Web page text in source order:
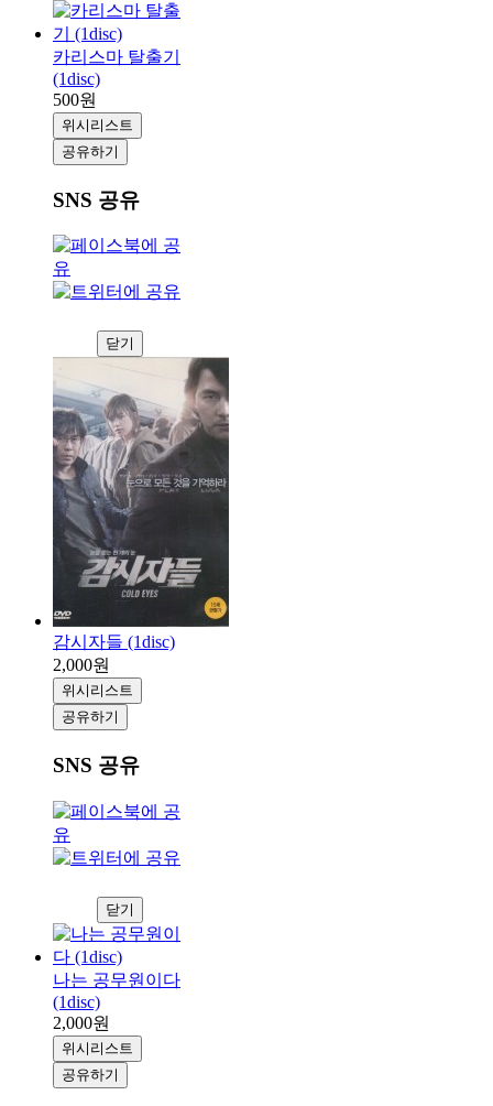
카리스마 탈출기
(1disc)
500원
위시리스트
공유하기
SNS 공유
닫기
감시자들 (1disc)
2,000원
위시리스트
공유하기
SNS 공유
닫기
나는 공무원이다
(1disc)
2,000원
위시리스트
공유하기